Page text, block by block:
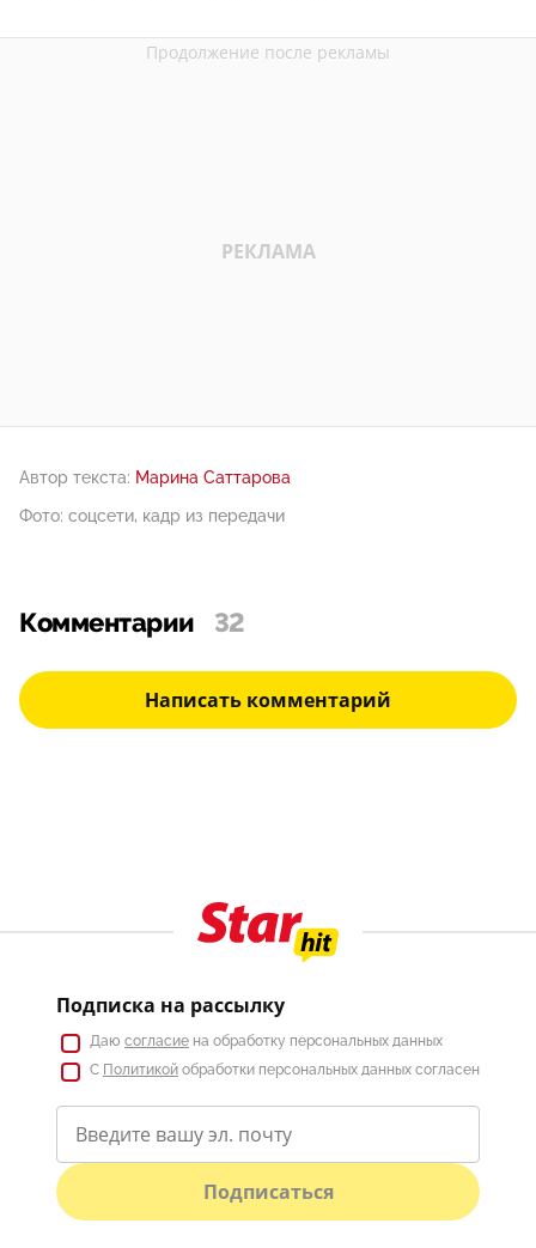
Автор текста: Марина Саттарова
Фото: соцсети, кадр из передачи
Комментарии 32
Написать комментарий
Подписка на рассылку
Даю согласие на обработку персональных данных
С Политикой обработки персональных данных согласен
Подписаться